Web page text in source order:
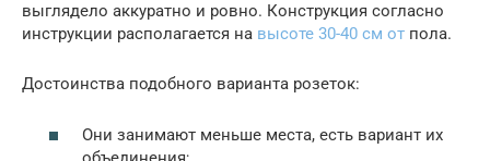
выглядело аккуратно и ровно. Конструкция согласно
инструкции располагается на высоте 30-40 см от пола.
Достоинства подобного варианта розеток:
Они занимают меньше места, есть вариант их